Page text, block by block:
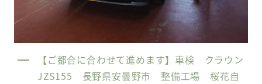
【ご都合に合わせて進めます】車検 クラウン
JZS155 長野県安曇野市 整備工場 桜花自